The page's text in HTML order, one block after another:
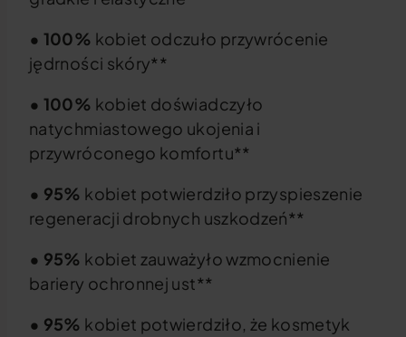
• 100% kobiet odczuło przywrócenie
jędrności skóry**
• 100% kobiet doświadczyło
natychmiastowego ukojenia i
przywróconego komfortu**
• 95% kobiet potwierdziło przyspieszenie
regeneracji drobnych uszkodzeń**
• 95% kobiet zauważyło wzmocnienie
bariery ochronnej ust**
• 95% kobiet potwierdziło, że kosmetyk